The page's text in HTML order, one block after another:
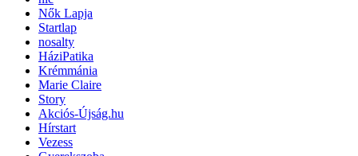
Nők Lapja
Startlap
nosalty
HáziPatika
Krémmánia
Marie Claire
Story
Akciós-Újság.hu
Hírstart
Vezess